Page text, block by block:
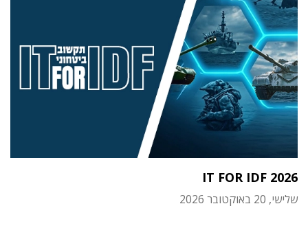
IT FOR IDF 2026
שלישי, 20 באוקטובר 2026